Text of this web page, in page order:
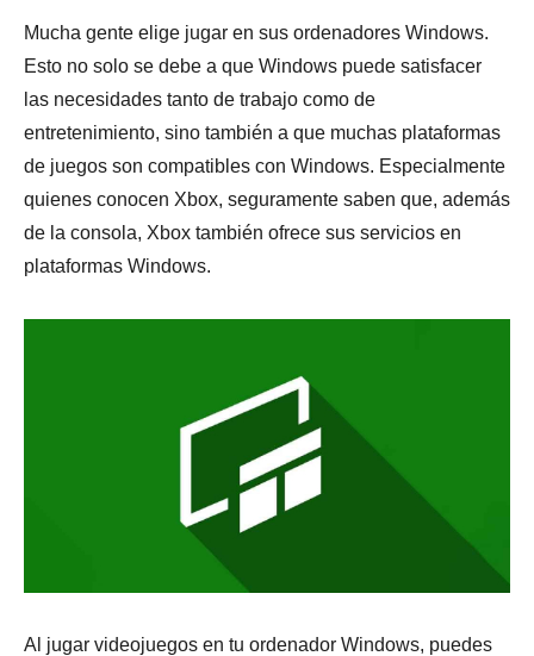
Mucha gente elige jugar en sus ordenadores Windows.
Esto no solo se debe a que Windows puede satisfacer
las necesidades tanto de trabajo como de
entretenimiento, sino también a que muchas plataformas
de juegos son compatibles con Windows. Especialmente
quienes conocen Xbox, seguramente saben que, además
de la consola, Xbox también ofrece sus servicios en
plataformas Windows.
Al jugar videojuegos en tu ordenador Windows, puedes